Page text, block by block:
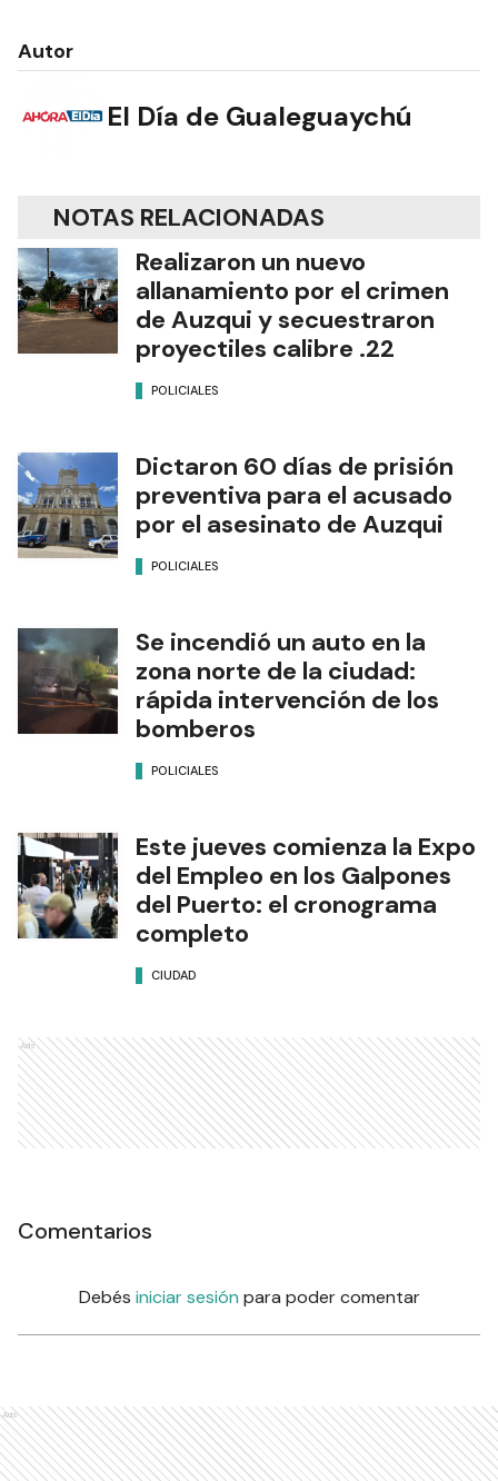
Autor
El Día de Gualeguaychú
NOTAS RELACIONADAS
Realizaron un nuevo
allanamiento por el crimen
de Auzqui y secuestraron
proyectiles calibre .22
POLICIALES
Dictaron 60 días de prisión
preventiva para el acusado
por el asesinato de Auzqui
POLICIALES
Se incendió un auto en la
zona norte de la ciudad:
rápida intervención de los
bomberos
POLICIALES
Este jueves comienza la Expo
del Empleo en los Galpones
del Puerto: el cronograma
completo
CIUDAD
Ads
Comentarios
Debés iniciar sesión para poder comentar
Ads